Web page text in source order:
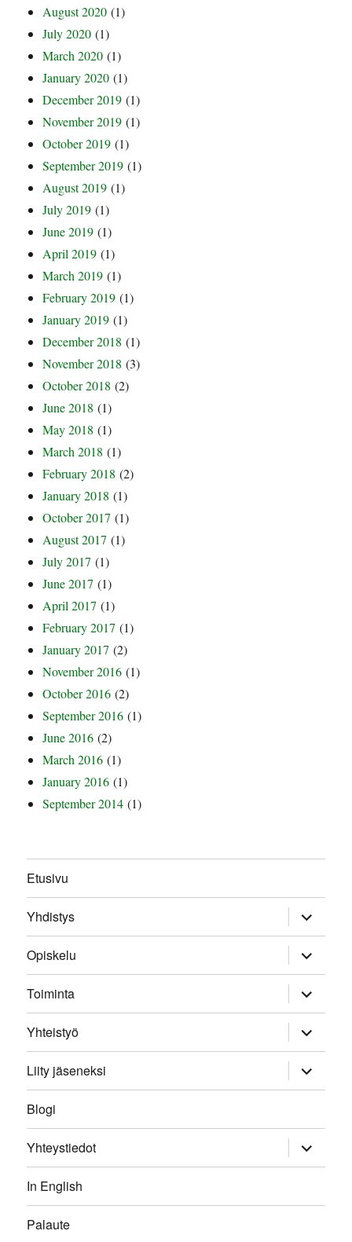
August 2020 (1)
July 2020 (1)
March 2020 (1)
January 2020 (1)
December 2019 (1)
November 2019 (1)
October 2019 (1)
September 2019 (1)
August 2019 (1)
July 2019 (1)
June 2019 (1)
April 2019 (1)
March 2019 (1)
February 2019 (1)
January 2019 (1)
December 2018 (1)
November 2018 (3)
October 2018 (2)
June 2018 (1)
May 2018 (1)
March 2018 (1)
February 2018 (2)
January 2018 (1)
October 2017 (1)
August 2017 (1)
July 2017 (1)
June 2017 (1)
April 2017 (1)
February 2017 (1)
January 2017 (2)
November 2016 (1)
October 2016 (2)
September 2016 (1)
June 2016 (2)
March 2016 (1)
January 2016 (1)
September 2014 (1)
Etusivu
Yhdistys expand
child
menu
Opiskelu
expand
child
menu
Toiminta
expand
child
menu
Yhteistyö
expand
child
menu
Liity jäseneksi
expand
child
menu
Blogi
Yhteystiedot expand
child
menu
In English
Palaute